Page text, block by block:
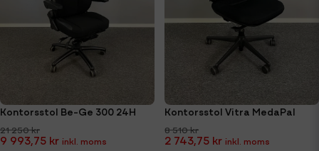
Kontorsstol Be-Ge 300 24H
21 250 kr
9 993,75 kr
Kontorsstol Vitra MedaPal
8 510 kr
2 743,75 kr